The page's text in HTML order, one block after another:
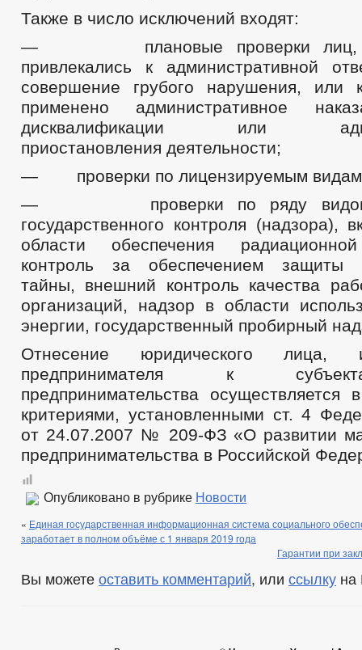
Также в число исключений входят:
— плановые проверки лиц,
привлекались к административной
совершение грубого нарушения, или
применено административное
дисквалификации или
приостановления деятельности;
— проверки по лицензируемым видам
— проверки по ряду видов
государственного контроля (надзора),
области обеспечения
контроль за обеспечением защиты
тайны, внешний контроль качества
организаций, надзор в области
энергии, государственный пробирный
Отнесение юридического лица,
предпринимателя к
предпринимательства осуществляется
критериями, установленными ст. 4
от 24.07.2007 № 209-ФЗ «О развитии
предпринимательства в Российской
Опубликовано в рубрике Новости
« Единая государственная информационная система социального
заработает в полном объёме с 1 января 2019 года
Гарантии при
Вы можете оставить комментарий, или ссылку на